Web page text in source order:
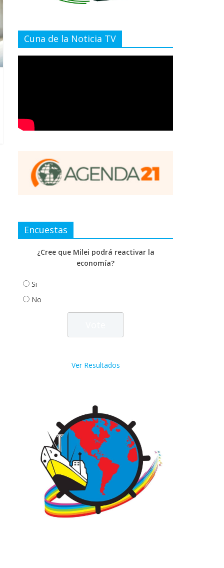
Cuna de la Noticia TV
Encuestas
¿Cree que Milei podrá reactivar la
economía?
Si
No
Ver Resultados